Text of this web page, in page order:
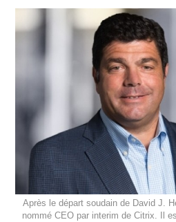
Après le départ soudain de David J.
nommé CEO par interim de Citrix. Il